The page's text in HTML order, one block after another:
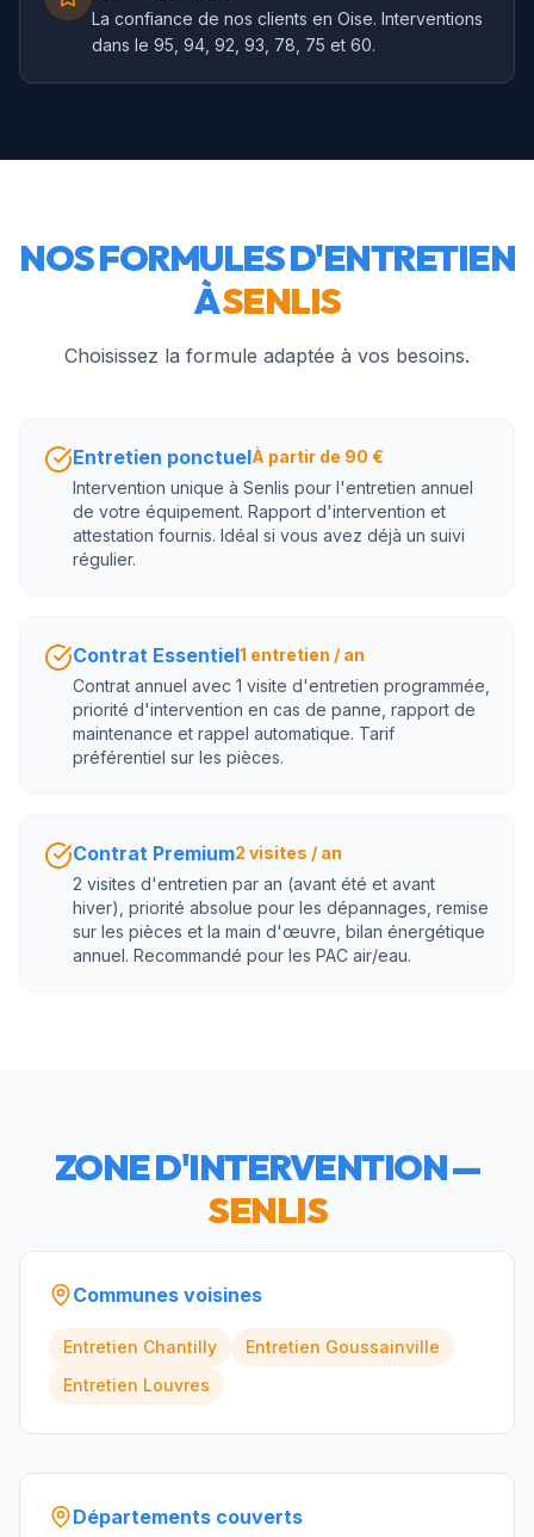
La confiance de nos clients en Oise. Interventions
dans le 95, 94, 92, 93, 78, 75 et 60.
NOS FORMULES D'ENTRETIEN
ÀSENLIS
Choisissez la formule adaptée à vos besoins.
Entretien ponctuelÀ partir de 90 €
Intervention unique à Senlis pour l'entretien annuel
de votre équipement. Rapport d'intervention et
attestation fournis. Idéal si vous avez déjà un suivi
régulier.
Contrat Essentiel1 entretien / an
Contrat annuel avec 1 visite d'entretien programmée,
priorité d'intervention en cas de panne, rapport de
maintenance et rappel automatique. Tarif
préférentiel sur les pièces.
Contrat Premium2 visites / an
2 visites d'entretien par an (avant été et avant
hiver), priorité absolue pour les dépannages, remise
sur les pièces et la main d'œuvre, bilan énergétique
annuel. Recommandé pour les PAC air/eau.
ZONE D'INTERVENTION —
SENLIS
Communes voisines
Entretien Chantilly Entretien Goussainville
Entretien Louvres
Départements couverts